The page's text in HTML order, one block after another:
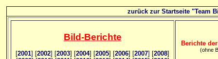
zurück zur Startseite "Team
Bild-Berichte
[2001] [2002] [2003] [2004] [2005] [2006] [2007] [2008]
Berichte
(ohne